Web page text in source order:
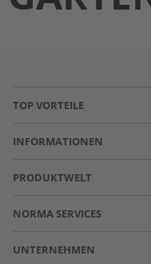
TOP VORTEILE
INFORMATIONEN
PRODUKTWELT
NORMA SERVICES
UNTERNEHMEN